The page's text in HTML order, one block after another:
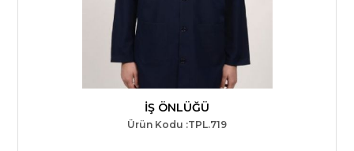
İŞ ÖNLÜĞÜ
Ürün Kodu :TPL.719